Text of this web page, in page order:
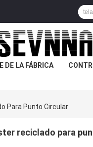
DE LA FÁBRICA
Para Punto Circular
reciclado para